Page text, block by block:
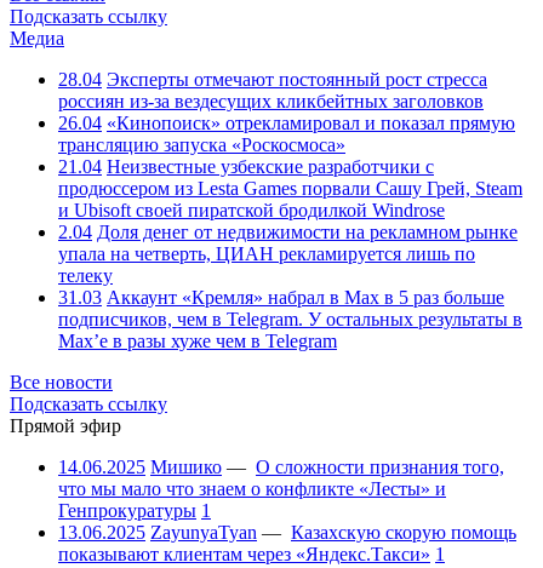
Подсказать ссылку
Медиа
28.04 Эксперты отмечают постоянный рост стресса
россиян из-за вездесущих кликбейтных заголовков
26.04 «Кинопоиск» отрекламировал и показал прямую
трансляцию запуска «Роскосмоса»
21.04 Неизвестные узбекские разработчики с
продюссером из Lesta Games порвали Сашу Грей, Steam
и Ubisoft своей пиратской бродилкой Windrose
2.04 Доля денег от недвижимости на рекламном рынке
упала на четверть, ЦИАН рекламируется лишь по
телеку
31.03 Аккаунт «Кремля» набрал в Max в 5 раз больше
подписчиков, чем в Telegram. У остальных результаты в
Max’е в разы хуже чем в Telegram
Все новости
Подсказать ссылку
Прямой эфир
14.06.2025 Мишико — О сложности признания того,
что мы мало что знаем о конфликте «Лесты» и
Генпрокуратуры 1
13.06.2025 ZayunyaTyan — Казахскую скорую помощь
показывают клиентам через «Яндекс.Такси» 1